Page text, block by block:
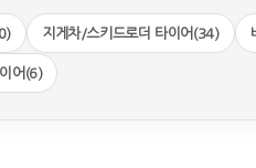
지게차/스키드로더 타이어(34)
어(6)